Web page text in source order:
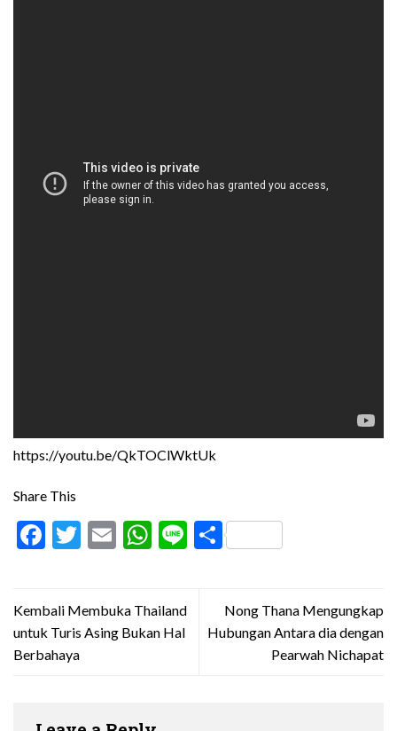
https://youtu.be/QkTOClWktUk
Share This
Facebook
Twitter
EmailWhatsApp
LineShare
Kembali Membuka Thailand
untuk Turis Asing Bukan Hal
Berbahaya
Nong Thana Mengungkap
Hubungan Antara dia dengan
Pearwah Nichapat